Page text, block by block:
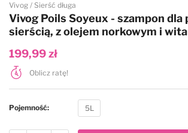
Vivog Sierść długa
Vivog Poils Soyeux - szampon dla
sierścią, z olejem norkowym i
199,99 zł
Oblicz ratę!
Pojemność 5L